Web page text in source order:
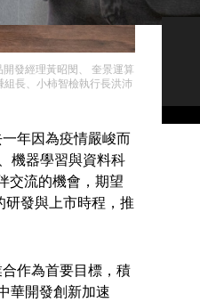
發經理黃昭閔、 奎景運算
長、小柿智檢執行長洪沛
年因為疫情嚴峻而
機器學習與資料科
交流的機會，期望
研發與上市時程，推
作為首要目標，積
華開發創新加速